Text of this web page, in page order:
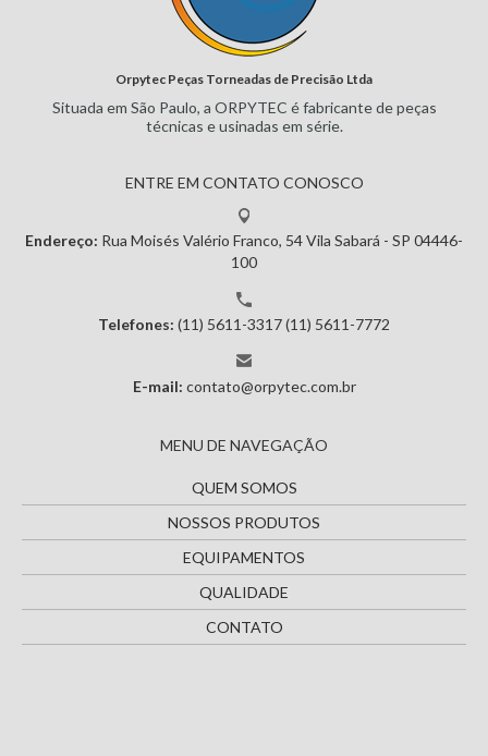
Orpytec Peças Torneadas de Precisão Ltda
Situada em São Paulo, a ORPYTEC é fabricante de peças
técnicas eusinadas em série.
ENTRE EM CONTATO CONOSCO
Endereço: Rua Moisés Valério Franco, 54Vila Sabará - SP 04446-
100
Telefones: (11) 5611-3317(11) 5611-7772
E-mail: contato@orpytec.com.br
MENU DE NAVEGAÇÃO
QUEM SOMOS
NOSSOS PRODUTOS
EQUIPAMENTOS
QUALIDADE
CONTATO